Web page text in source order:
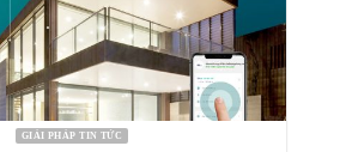
GIẢI PHÁP TIN TỨC